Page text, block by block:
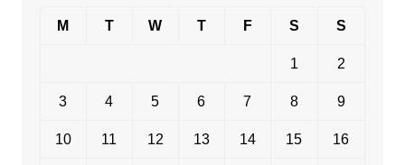
M T W T F S S
1 2
3 4 5 6 7 8 9
10 11 12 13 14 15 16